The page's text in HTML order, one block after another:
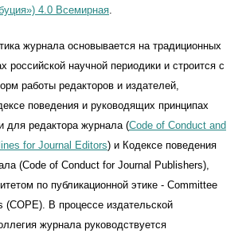
4.0 Всемирная
журнала основывается на традиционных
российской научной периодики и строится с
работы редакторов и издателей,
поведения и руководящих принципах
для редактора журнала (Code of Conduct and
for Journal Editors) и Кодексе поведения
(Code of Conduct for Journal Publishers),
по публикационной этике - Committee
(COPE). В процессе издательской
журнала руководствуется